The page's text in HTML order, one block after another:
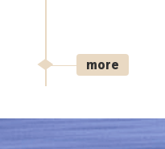
more